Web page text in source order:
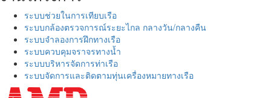
ระบบช่วยในการเทียบเรือ
ระบบกล้องตรวจการณ์ระยะไกล กลางวัน/กลางคืน
ระบบจำลองการฝึกทางเรือ
ระบบควบคุมจราจรทางน้ำ
ระบบบริหารจัดการท่าเรือ
ระบบจัดการและติดตามทุ่นเครื่องหมายทางเรือ